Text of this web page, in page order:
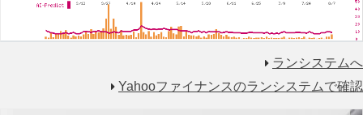
ランシステムへ
Yahooファイナンスのランシステムで確認